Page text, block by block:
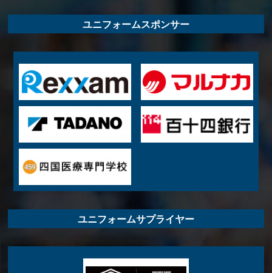
ユニフォームスポンサー
ユニフォームサプライヤー